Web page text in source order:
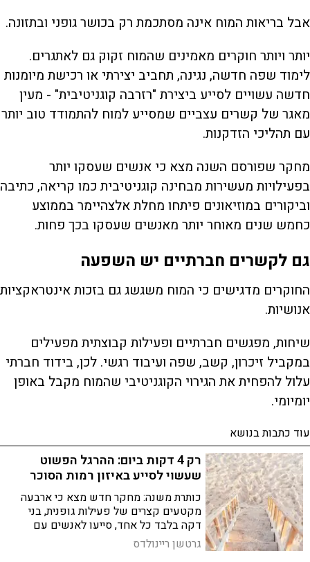
אבל בריאות המוח אינה מסתכמת רק בכושר גופני ובתזונה.
יותר ויותר חוקרים מאמינים שהמוח זקוק גם לאתגרים.
לימוד שפה חדשה, נגינה, תחביב יצירתי או רכישת מיומנות
חדשה עשויים לסייע ביצירת "רזרבה קוגניטיבית" - מעין
מאגר של קשרים עצביים שמסייע למוח להתמודד טוב יותר
עם תהליכי הזדקנות.
מחקר שפורסם השנה מצא כי אנשים שעסקו יותר
בפעילויות מעשירות מבחינה קוגניטיבית כמו קריאה, כתיבה
וביקורים במוזיאונים פיתחו מחלת אלצהיימר בממוצע
כחמש שנים מאוחר יותר מאנשים שעסקו בכך פחות.
גם לקשרים חברתיים יש השפעה
החוקרים מדגישים כי המוח משגשג גם בזכות אינטראקציות
אנושיות.
שיחות, מפגשים חברתיים ופעילות קבוצתית מפעילים
במקביל זיכרון, קשב, שפה ועיבוד רגשי. לכן, בידוד חברתי
עלול להפחית את הגירוי הקוגניטיבי שהמוח מקבל באופן
יומיומי.
עוד כתבות בנושא
רק 4 דקות ביום: ההרגל הפשוט
שעשוי לסייע באיזון רמות הסוכר
כותרת משנה: מחקר חדש מצא כי ארבעה
מקטעים קצרים של פעילות גופנית, בני
דקה בלבד כל אחד, סייעו לאנשים עם
סוכרת מסוג 2 לשפר את איזון הסוכר בדם.
החוקרים אומרים: גם מעט תנועה יכולה
גרטשן ריינולדס